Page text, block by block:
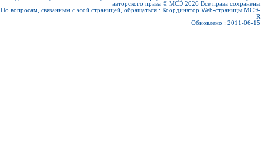
авторского права © МСЭ 2026 Все права сохранены
По вопросам, связанным с этой страницей, обращаться : Координатор Web-страницы МСЭ-
R
Обновлено : 2011-06-15